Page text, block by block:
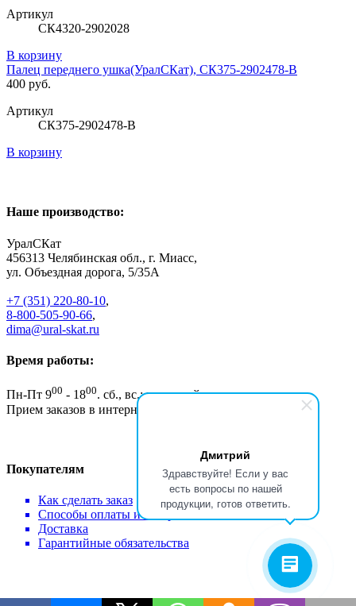
Дмитрий
Здравствуйте! Если у вас
есть вопросы по нашей
продукции, готов ответить.
Артикул
СК4320-2902028
В корзину
Палец переднего ушка(УралСКат), СК375-2902478-В
400 руб.
Артикул
СК375-2902478-В
В корзину
Наше производство:
УралСКат
456313 Челябинская обл., г. Миасс,
ул. Объездная дорога, 5/35А
+7 (351) 220-80-10,
8-800-505-90-66,
dima@ural-skat.ru
Время работы:
Пн-Пт 900 - 1800. сб., вс.: выходной
Прием заказов в интернет магазине - круглосуточно
Покупателям
Как сделать заказ
Способы оплаты и возврат
Доставка
Гарантийные обязательства